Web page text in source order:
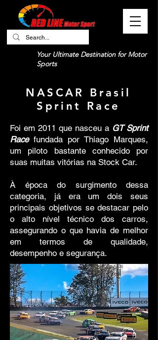
Your Ultimate Destination for Motor
Sports
NASCAR Brasil
Sprint Race
Foi em 2011 que nasceu a GT Sprint
Racefundada por Thiago Marques,
um piloto bastante conhecido por
suas muitas vitórias na Stock Car.
À época do surgimento dessa
categoria, já era um dois seus
principais objetivos se destacar pelo
o alto nível técnico dos carros,
assegurando o que havia de melhor
em termos de qualidade,
desempenho e segurança.